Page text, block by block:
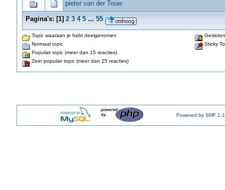
pieter van der Touw
Pagina's:[1] 2 3 4 5 ... 55
Topic waaraan je hebt deelgenomen
Normaal topic
Populair topic (meer dan 15 reacties)
Zeer populair topic (meer dan 25 reacties)
Sticky
Powered by SMF